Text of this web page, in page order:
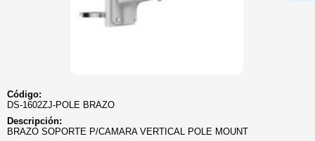
Código:
DS-1602ZJ-POLE BRAZO
Descripción:
BRAZO SOPORTE P/CAMARA VERTICAL POLE MOUNT